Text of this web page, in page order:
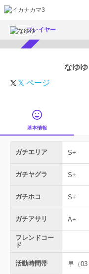
プレイヤー
なゆゆ
𝕏 ページ
基本情報
ガチエリア S+
ガチヤグラ S+
ガチホコ S+
ガチアサリ A+
フレンドコー
ド
活動時間帯 早（03